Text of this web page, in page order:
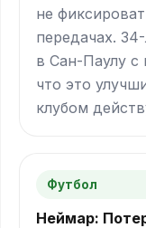
не
передачах.
в Сан-Паулу с
что это
клубом
Футбол
Неймар: